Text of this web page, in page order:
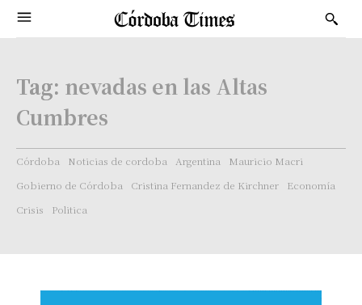
Tag: nevadas en las Altas
Cumbres
Córdoba Noticias de cordoba Argentina
Mauricio Macri
Gobierno de Córdoba
Cristina Fernandez de Kirchner
Economía
Crisis
Politica